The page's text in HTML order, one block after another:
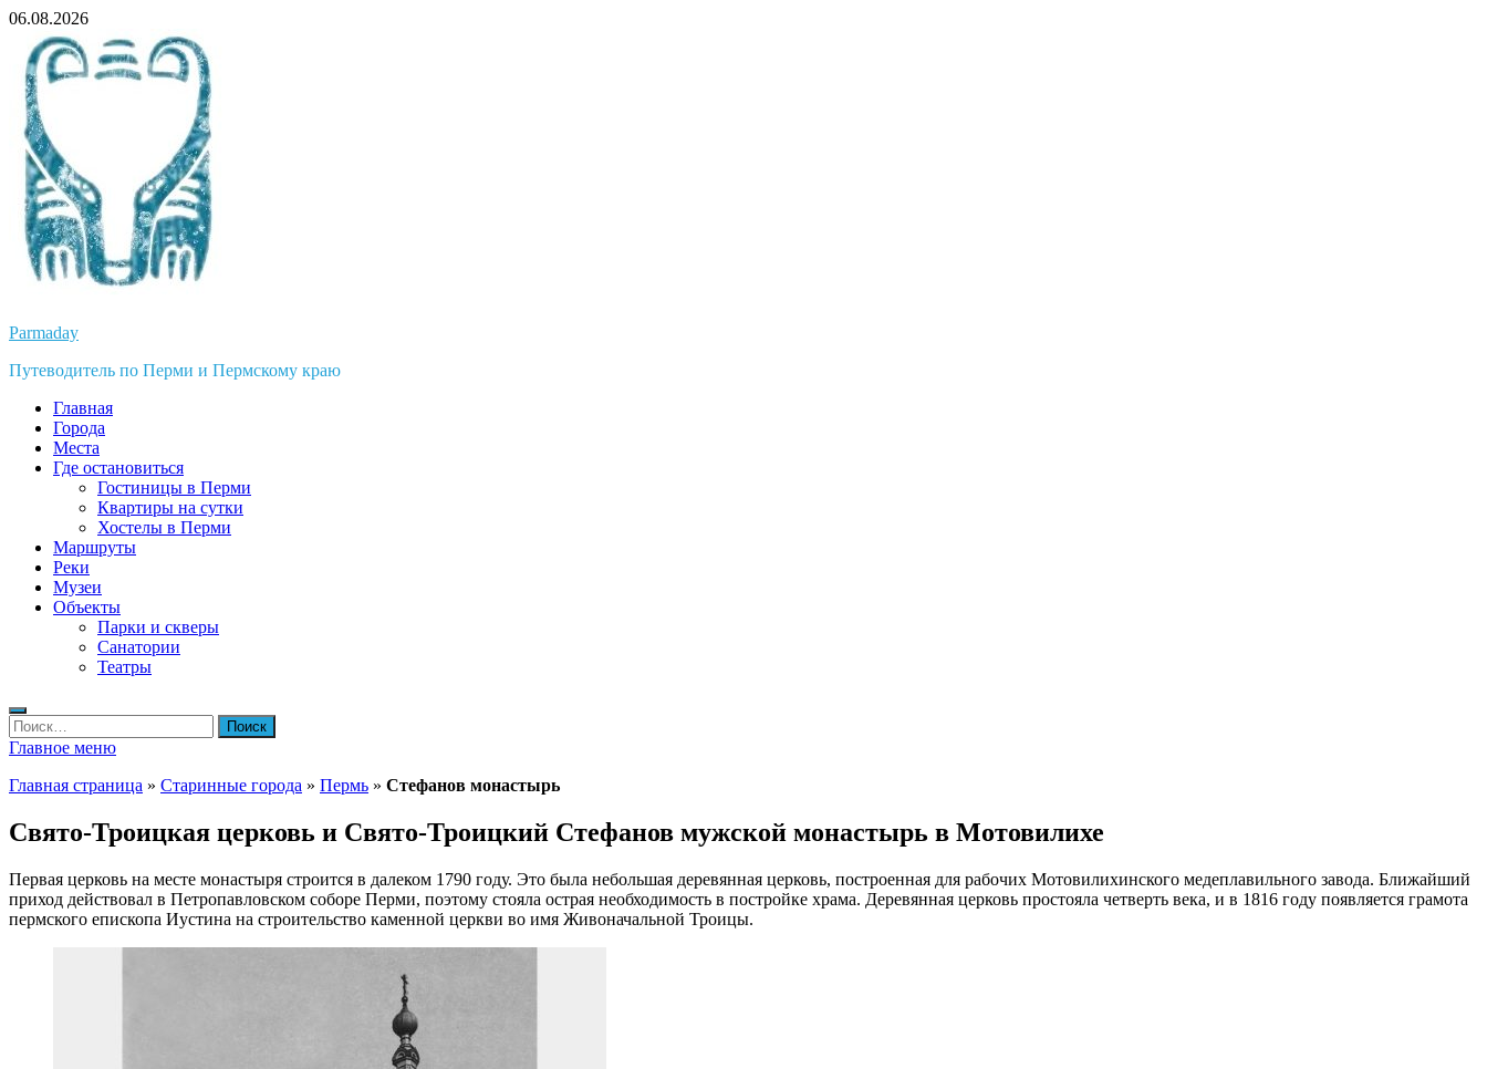
Перейти
содержимому
06.08.2026
Parmaday
Путеводитель по Перми и Пермскому краю
Главная
Города
Места
Где остановиться
Гостиницы в Перми
Квартиры на сутки
Хостелы в Перми
Маршруты
Реки
Музеи
Объекты
Парки и скверы
Санатории
Театры
Найти:
Главное меню
Главная страница » Старинные города » Пермь » Стефанов монастырь
Свято-Троицкая церковь и Свято-Троицкий Стефанов мужской монастырь в Мотовилихе
Первая церковь на месте монастыря строится в далеком 1790 году. Это была небольшая деревянная церковь, построенная для рабочих Мотовилихинского медеплавильного завода. Ближайший
приход действовал в Петропавловском соборе Перми, поэтому стояла острая необходимость в постройке храма. Деревянная церковь простояла четверть века, и в 1816 году появляется грамота
пермского епископа Иустина на строительство каменной церкви во имя Живоначальной Троицы.